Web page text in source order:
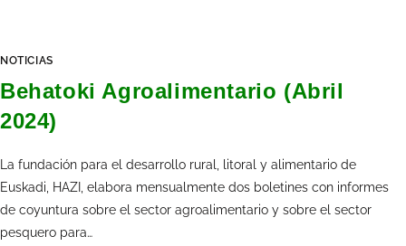
NOTICIAS
Behatoki Agroalimentario (Abril
2024)
La fundación para el desarrollo rural, litoral y alimentario de
Euskadi, HAZI, elabora mensualmente dos boletines con informes
de coyuntura sobre el sector agroalimentario y sobre el sector
pesquero para…